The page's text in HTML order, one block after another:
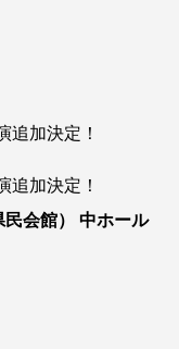
追加決定！
追加決定！
民会館） 中ホール